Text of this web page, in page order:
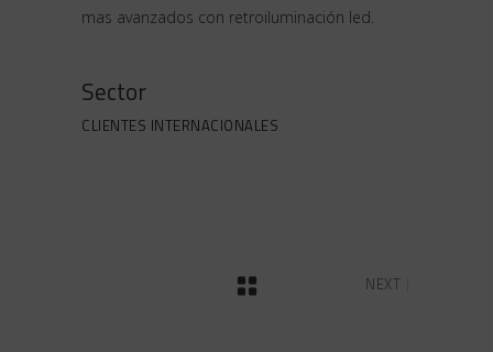
mas avanzados con retroiluminación led.
Sector
CLIENTES INTERNACIONALES
NEXT